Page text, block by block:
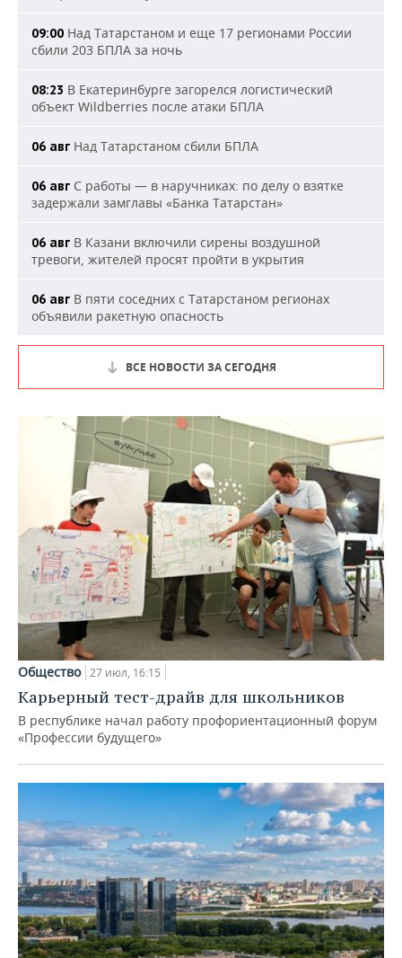
09:00 Над Татарстаном и еще 17 регионами России
сбили 203 БПЛА за ночь
08:23 В Екатеринбурге загорелся логистический
объект Wildberries после атаки БПЛА
06 авг Над Татарстаном сбили БПЛА
06 авг С работы — в наручниках: по делу о взятке
задержали замглавы «Банка Татарстан»
06 авг В Казани включили сирены воздушной
тревоги, жителей просят пройти в укрытия
06 авг В пяти соседних с Татарстаном регионах
объявили ракетную опасность
ВСЕ НОВОСТИ ЗА СЕГОДНЯ
Общество 27 июл, 16:15
Карьерный тест-драйв для школьников
В республике начал работу профориентационный форум
«Профессии будущего»